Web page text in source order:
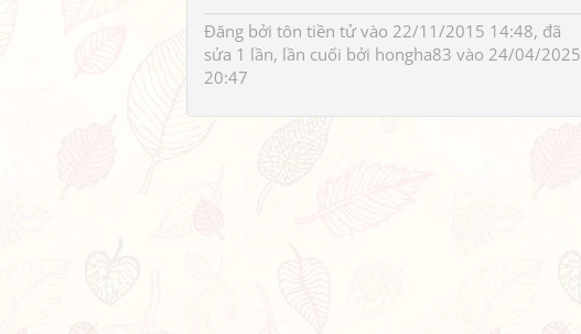
Đăng bởi tôn tiền tửvào 22/11/2015 14:48, đã
sửa 1 lần, lần cuối bởi hongha83 vào 24/04/2025
20:47